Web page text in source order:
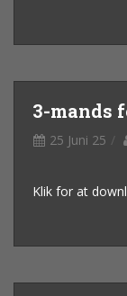
3-mands
25 Juni 25
Klik for at